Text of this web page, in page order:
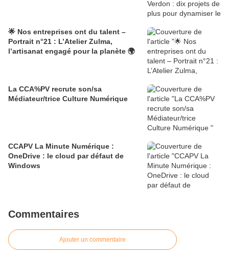
🌟 Nos entreprises ont du talent –
Portrait n°21 : L’Atelier Zulma,
l’artisanat engagé pour la planète 🌍
La CCA%PV recrute son/sa
Médiateur/trice Culture Numérique
CCAPV La Minute Numérique :
OneDrive : le cloud par défaut de
Windows​​​​​​​
Commentaires
Ajouter un commentaire